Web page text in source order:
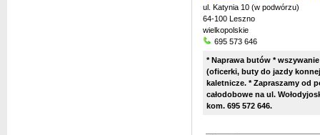
ul. Katynia 10 (w podwórzu)
64-100 Leszno
wielkopolskie
695 573 646
* Naprawa butów *
(oficerki, buty do jazdy
kaletnicze. * Zapraszamy od
całodobowe na ul.
kom. 695 572 646.